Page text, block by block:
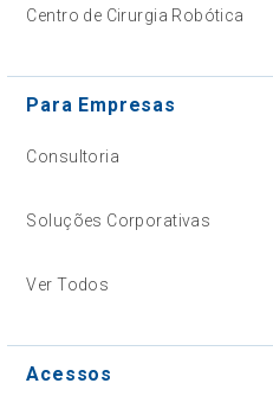
Centro de Cirurgia Robótica
Para Empresas
Consultoria
Soluções Corporativas
Ver Todos
Acessos